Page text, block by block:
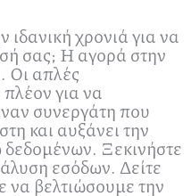
ιδανική χρονιά για να
σας; Η αγορά στην
Οι απλές
για να
συνεργάτη που
και αυξάνει την
Ξεκινήστε
εσόδων. Δείτε
βελτιώσουμε την